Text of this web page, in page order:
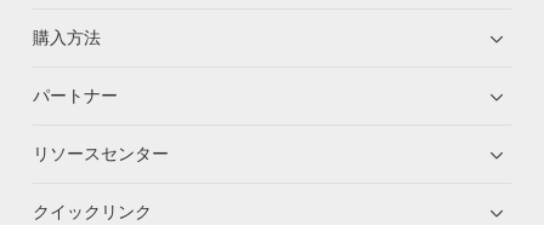
購入方法
パートナー
リソースセンター
クイックリンク